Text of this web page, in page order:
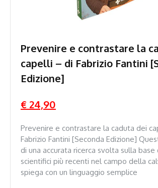
Prevenire e contrastare la
capelli – di Fabrizio Fantini
Edizione]
€ 24,90
Prevenire e contrastare la caduta dei
Fabrizio Fantini [Seconda Edizione]
di una accurata ricerca svolta sulla
scientifici più recenti nel campo della
spiega con un linguaggio semplice